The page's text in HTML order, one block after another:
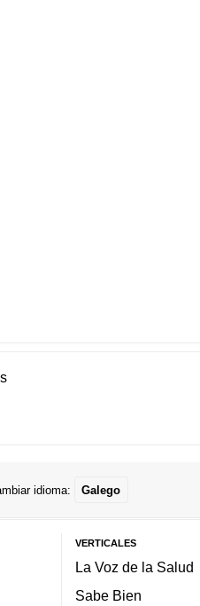
idioma: Galego
VERTICALES
La Voz de la Salud
Sabe Bien